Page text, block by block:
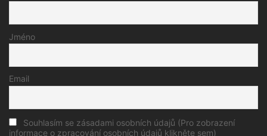
Jméno
Email
Souhlasím se zásadami osobních údajů (Pro zobrazení
informace o zpracování osobních údajů klikněte sem)